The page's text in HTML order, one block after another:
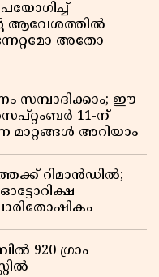
ആവേശത്തിൽ
അതോ
സമ്പാദിക്കാം; ഈ
11-ന്
അറിയാം
റിമാൻഡിൽ;
920 ഗ്രാം